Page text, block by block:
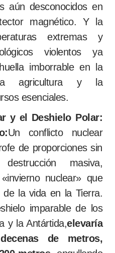
aún desconocidos en
magnético. Y la
extremas y
violentos ya
imborrable en la
agricultura y la
esenciales.
y el Deshielo Polar:
Un conflicto nuclear
de proporciones sin
masiva,
nuclear» que
la vida en la Tierra.
imparable de los
y la Antártida,elevaría
de metros,